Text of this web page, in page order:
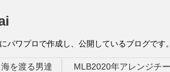
パワプロで作成し、公開しているブログで
海を渡る男達 MLB2020年アレンジチ